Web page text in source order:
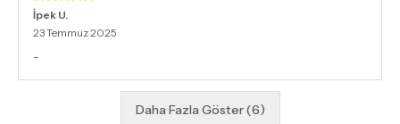
İpek U.
23 Temmuz 2025
-
Daha Fazla Göster(6)